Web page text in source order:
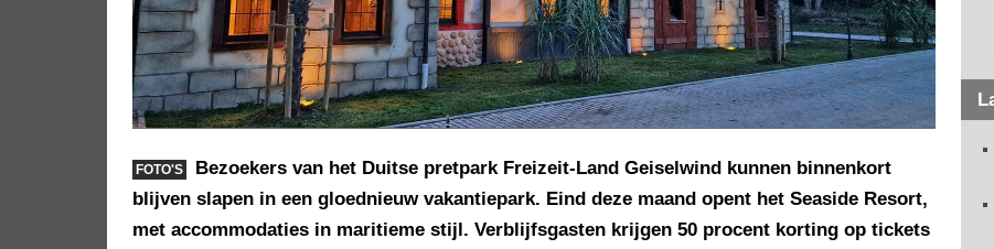
FOTO'S
Bezoekers van het Duitse pretpark Freizeit-Land Geiselwind kunnen binnenkort
blijven slapen in een gloednieuw vakantiepark. Eind deze maand opent het Seaside Resort,
met accommodaties in maritieme stijl. Verblijfsgasten krijgen 50 procent korting op tickets